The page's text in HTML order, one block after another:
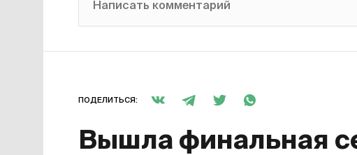
Написать комментарий
ПОДЕЛИТЬСЯ:
Вышла финальная